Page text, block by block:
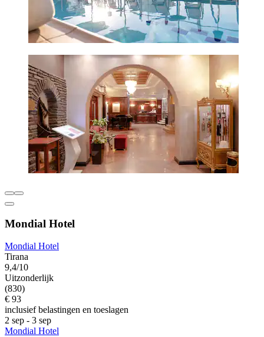
Mondial Hotel
Mondial Hotel
Tirana
9,4/10
Uitzonderlijk
(830)
€ 93
inclusief belastingen en toeslagen
2 sep - 3 sep
Mondial Hotel